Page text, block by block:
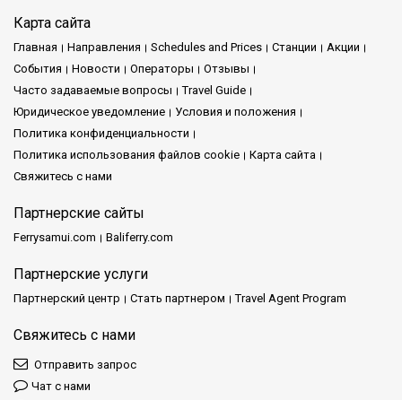
Карта сайта
Главная Направления Schedules and Prices Cтанции
Акции
События
Новости Операторы
Отзывы
Часто задаваемые вопросы
Travel Guide
Юридическое уведомление
Условия и положения
Политика конфиденциальности
Политика использования файлов cookie
Карта сайта
Свяжитесь с нами
Партнерские сайты
Ferrysamui.com Baliferry.com
Партнерские услуги
Партнерский центр Стать партнером Travel Agent Program
Свяжитесь с нами
Отправить запрос
Чат с нами